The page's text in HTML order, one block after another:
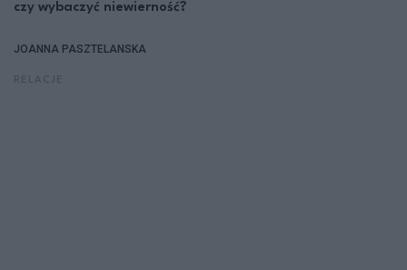
czy wybaczyć niewierność?
JOANNA PASZTELANSKA